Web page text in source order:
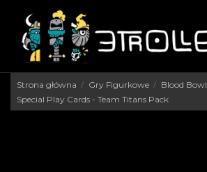
Strona główna Gry Figurkowe Blood Bowl
Special Play Cards - Team Titans Pack